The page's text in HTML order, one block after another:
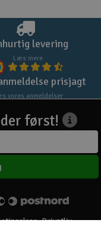
levering
Læs mere
prisjagt
vores anmeldelser
først!
Privatliv